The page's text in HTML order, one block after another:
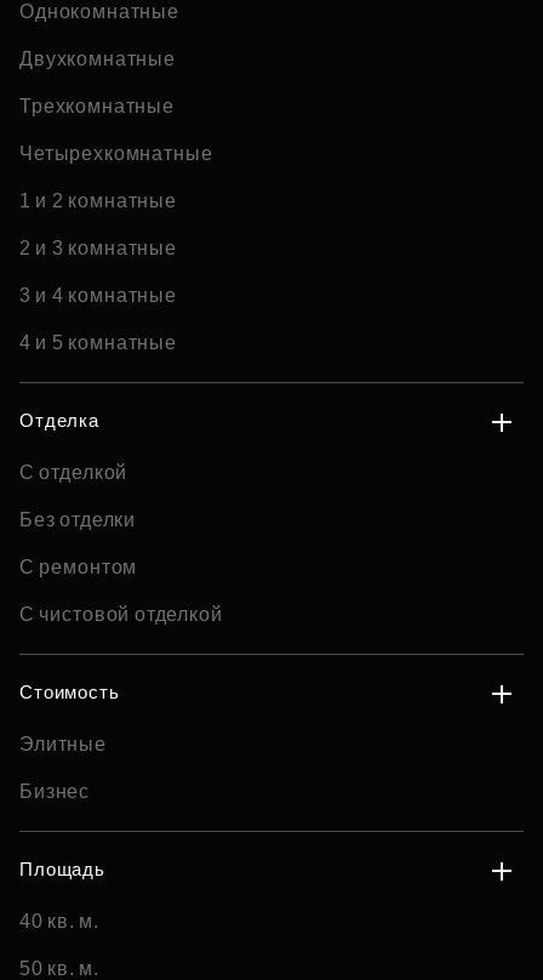
Однокомнатные
Двухкомнатные
Трехкомнатные
Четырехкомнатные
1 и 2 комнатные
2 и 3 комнатные
3 и 4 комнатные
4 и 5 комнатные
Отделка
С отделкой
Без отделки
С ремонтом
С чистовой отделкой
Стоимость
Элитные
Бизнес
Площадь
40 кв. м.
50 кв. м.